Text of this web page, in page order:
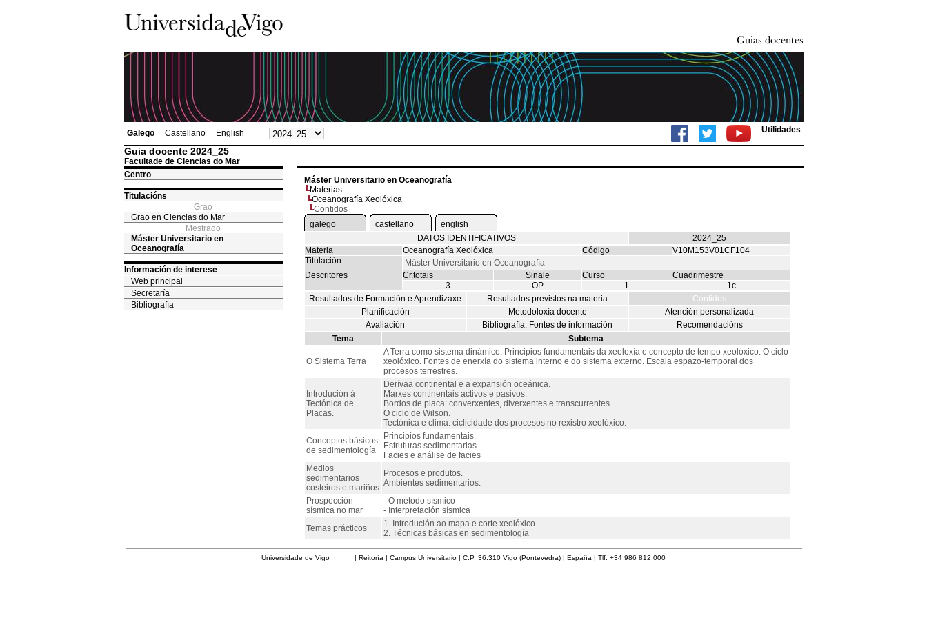
Galego Castellano English Utilidades
Guia docente 2024_25
Facultade de Ciencias do Mar
Centro
Titulacións
Grao
Grao en Ciencias do Mar
Mestrado
Máster Universitario en
Oceanografía
Información de interese
Web principal
Secretaría
Bibliografía
Máster Universitario en Oceanografía
Materias
Oceanografía Xeolóxica
Contidos
galego
castellano
english
DATOS IDENTIFICATIVOS
2024_25
Materia
Oceanografía Xeolóxica Código
V10M153V01CF104
Titulación
Máster Universitario en Oceanografía
Descritores
Cr.totais Sinale Curso
Cuadrimestre
3
OP 1
1c
Resultados de Formación e Aprendizaxe
Resultados previstos na materia
Contidos
Planificación
Metodoloxía docente
Atención personalizada
Avaliación
Bibliografía. Fontes de información
Recomendacións
Tema
Subtema
O Sistema Terra
A Terra como sistema dinámico. Principios fundamentais da xeoloxía e concepto de tempo xeolóxico. O ciclo
xeolóxico. Fontes de enerxía do sistema interno e do sistema externo. Escala espazo-temporal dos
procesos terrestres.
Introdución á
Tectónica de
Placas.
Derívaa continental e a expansión oceánica.
Marxes continentais activos e pasivos.
Bordos de placa: converxentes, diverxentes e transcurrentes.
O ciclo de Wilson.
Tectónica e clima: ciclicidade dos procesos no rexistro xeolóxico.
Conceptos básicos
de sedimentología
Principios fundamentais.
Estruturas sedimentarias.
Facies e análise de facies
Medios
sedimentarios
costeiros e mariños
Procesos e produtos.
Ambientes sedimentarios.
Prospección
sísmica no mar
- O método sísmico
- Interpretación sísmica
Temas prácticos
1. Introdución ao mapa e corte xeolóxico
2. Técnicas básicas en sedimentología
Universidade de Vigo | Reitoría | Campus Universitario | C.P. 36.310 Vigo (Pontevedra) | España | Tlf: +34 986 812 000